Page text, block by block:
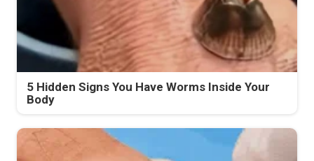
5 Hidden Signs You Have Worms Inside Your
Body